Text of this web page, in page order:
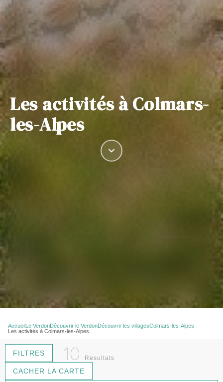
Les activités à Colmars-
les-Alpes
AccueilLe VerdonDécouvrir le VerdonDécouvrir les villagesColmars-les-Alpes
Les activités à Colmars-les-Alpes
FILTRES 10 Resultats
CACHER LA CARTE